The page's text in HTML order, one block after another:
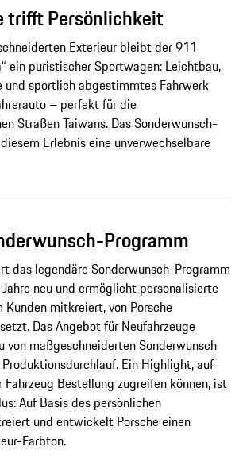
trifft Persönlichkeit
Exterieur bleibt der 911
ein puristischer Sportwagen: Leichtbau,
und sportlich abgestimmtes Fahrwerk
– perfekt für die
Straßen Taiwans. Das Sonderwunsch-
Erlebnis eine unverwechselbare
Programm
das legendäre Sonderwunsch-Programm
neu und ermöglicht personalisierte
Kunden mitkreiert, von Porsche
Das Angebot für Neufahrzeuge
von maßgeschneiderten Sonderwunsch
Ein Highlight, auf
Bestellung zugreifen können, ist
Auf Basis des persönlichen
und entwickelt Porsche einen
Farbton.